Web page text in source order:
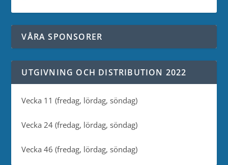
VÅRA SPONSORER
UTGIVNING OCH DISTRIBUTION 2022
Vecka 11 (fredag, lördag, söndag)
Vecka 24 (fredag, lördag, söndag)
Vecka 46 (fredag, lördag, söndag)